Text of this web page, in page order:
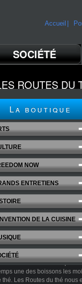
Accueil
SOCIÉTÉ
ROUTES DU
film de Claude Lahr
le thé est la boisson la plus
une des boissons les
thé. Les Routes du thé
La boutique
NOW
ENTRETIENS
DE LA CUISINE